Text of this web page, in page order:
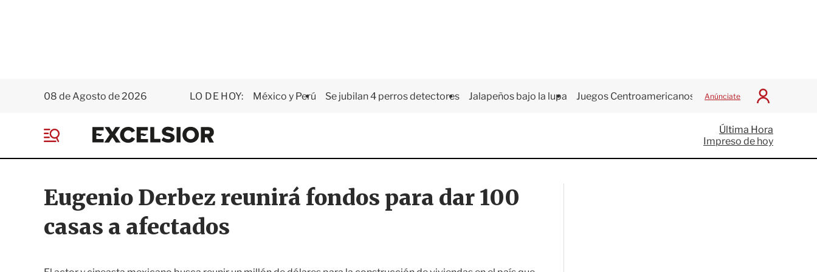
08 de Agosto de 2026 LO DE HOY: México y Perú Se jubilan 4 perros detectores Jalapeños bajo la lupa Juegos Centroamericanos Anúnciate
I
c
i
a
E
x
e
i
o
r
e
Última Hora
Impreso de hoy
Eugenio Derbez reunirá fondos para dar 100
casas a afectados